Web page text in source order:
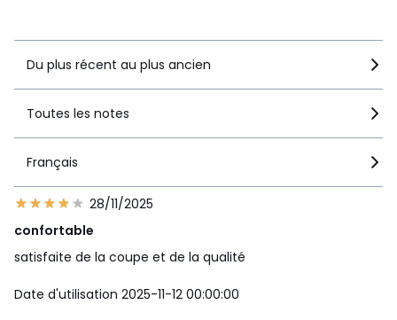
Du plus récent au plus ancien
Toutes les notes
Français
28/11/2025
confortable
satisfaite de la coupe et de la qualité
Date d'utilisation 2025-11-12 00:00:00